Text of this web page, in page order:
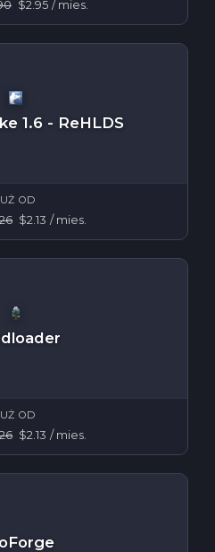
$2.95 / mies.
1.6 - ReHLDS
OD
$2.13 / mies.
OD
$2.13 / mies.